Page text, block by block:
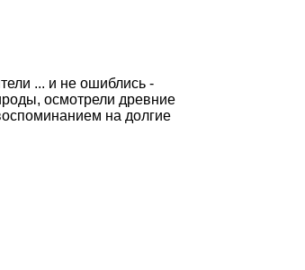
... и не ошиблись -
осмотрели древние
на долгие